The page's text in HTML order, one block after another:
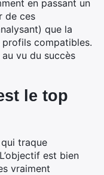
en passant un
de ces
que la
compatibles.
vu du succès
le top
traque
est bien
vraiment